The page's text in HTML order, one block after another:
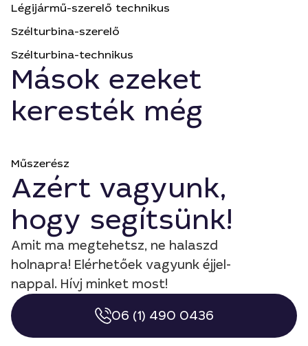
Légijármű-szerelő technikus
Szélturbina-szerelő
Szélturbina-technikus
Mások ezeket
keresték még
Műszerész
Azért vagyunk,
hogy segítsünk!
Amit ma megtehetsz, ne halaszd
holnapra! Elérhetőek vagyunk éjjel-
nappal. Hívj minket most!
06 (1) 490 0436